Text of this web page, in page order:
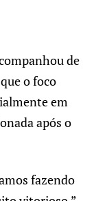
de
o foco
em
após o
fazendo